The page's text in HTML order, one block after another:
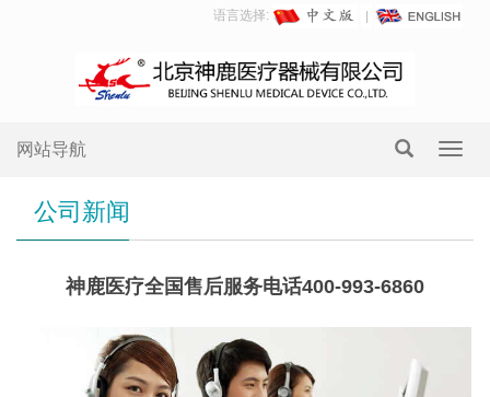
语言选择:
网站导航
公司新闻
神鹿医疗全国售后服务电话400-993-6860